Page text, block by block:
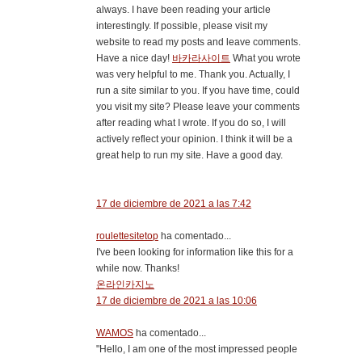
always. I have been reading your article
interestingly. If possible, please visit my
website to read my posts and leave comments.
Have a nice day! 바카라사이트 What you wrote
was very helpful to me. Thank you. Actually, I
run a site similar to you. If you have time, could
you visit my site? Please leave your comments
after reading what I wrote. If you do so, I will
actively reflect your opinion. I think it will be a
great help to run my site. Have a good day.
17 de diciembre de 2021 a las 7:42
roulettesitetop ha comentado...
I've been looking for information like this for a
while now. Thanks!
온라인카지노
17 de diciembre de 2021 a las 10:06
WAMOS ha comentado...
"Hello, I am one of the most impressed people